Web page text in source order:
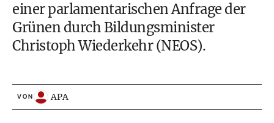
einer parlamentarischen Anfrage der
Grünen durch Bildungsminister
Christoph Wiederkehr (NEOS).
VON APA